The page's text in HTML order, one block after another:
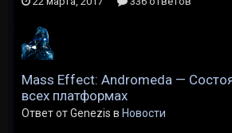
Mass Effect: Andromeda —
всех платформах
Ответ от Genezis в Новости